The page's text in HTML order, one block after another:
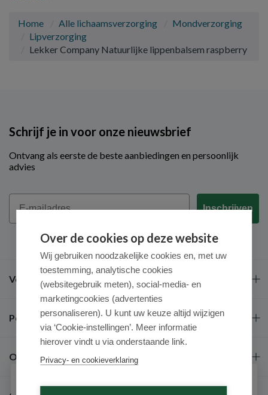
Home Alle lichaamsverzorging
Mondverzorging
Lipverzorging
Lekker Company Natuurlijke lippenbalsem raspberry
Schrijf je in voor onze nieuwsbrief
Ontvang als eerste de beste aanbiedingen en persoonlijk
advies
Email
Inschrijven
Veel gestelde vragen
Populaire merken
Over ons
Over de cookies op deze website
Wij gebruiken noodzakelijke cookies en, met uw
toestemming, analytische cookies
(websitegebruik meten), social-media- en
marketingcookies (advertenties
personaliseren). U kunt uw keuze altijd wijzigen
via ‘Cookie-instellingen’. Meer informatie
hierover vindt u via onderstaande link.
Privacy- en cookieverklaring
Schrijf je in voor onze nieuwsbrief